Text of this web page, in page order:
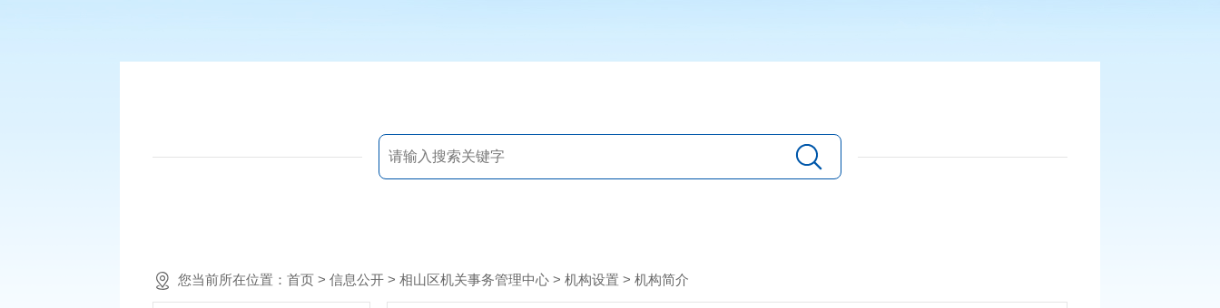
您当前所在位置： 首页 > 信息公开 > 相山区机关事务管理中心 > 机构设置 > 机构简介